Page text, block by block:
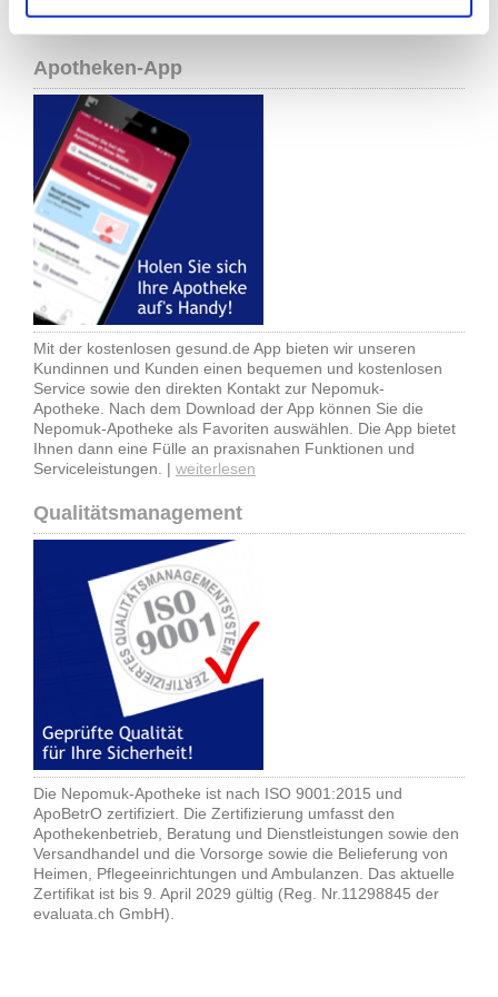
noch auf den Suchbutton klicken. |Weiter zur Schnellsuche
Apotheken-App
Mit der kostenlosen gesund.de App bieten wir unseren
Kundinnen und Kunden einen bequemen und kostenlosen
Service sowie den direkten Kontakt zur Nepomuk-
Apotheke. Nach dem Download der App können Sie die
Nepomuk-Apotheke als Favoriten auswählen. Die App bietet
Ihnen dann eine Fülle an praxisnahen Funktionen und
Serviceleistungen. | weiterlesen
Qualitätsmanagement
Die Nepomuk-Apotheke ist nach ISO 9001:2015 und
ApoBetrO zertifiziert. Die Zertifizierung umfasst den
Apothekenbetrieb, Beratung und Dienstleistungen sowie den
Versandhandel und die Vorsorge sowie die Belieferung von
Heimen, Pflegeeinrichtungen und Ambulanzen. Das aktuelle
Zertifikat ist bis 9. April 2029 gültig (Reg. Nr.11298845 der
evaluata.ch GmbH).